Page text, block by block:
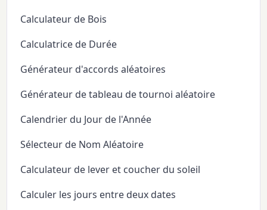
Calculateur de Bois
Calculatrice de Durée
Générateur d'accords aléatoires
Générateur de tableau de tournoi aléatoire
Calendrier du Jour de l'Année
Sélecteur de Nom Aléatoire
Calculateur de lever et coucher du soleil
Calculer les jours entre deux dates